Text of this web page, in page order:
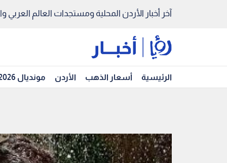
آخر أخبار الأردن المحلية ومستجدات العالم العربي
الرئيسية أسعار الذهب الأردن مونديال 2026